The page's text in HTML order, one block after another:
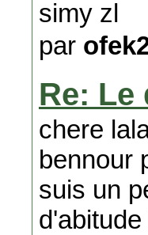
simy zl
par
Re: Le
chere
bennour
suis un